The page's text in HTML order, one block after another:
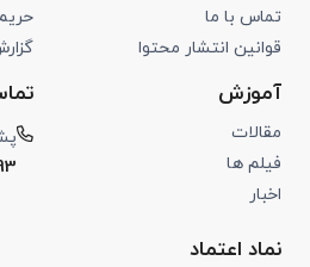
تماس با ما
قوانین انتشار محتوا
آموزش
مقالات
فیلم ها
اخبار
نماد اعتماد